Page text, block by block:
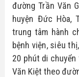
đường Trần Văn
huyện Đức Hòa,
trung tâm hành
bệnh viện, siêu
20 phút di chuyển
Văn Kiệt theo